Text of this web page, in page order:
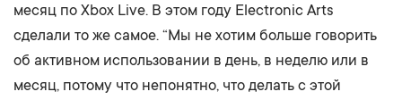
месяц по Xbox Live. В этом году Electronic Arts
сделали то же самое. “Мы не хотим больше говорить
об активном использовании в день, в неделю или в
месяц, потому что непонятно, что делать с этой